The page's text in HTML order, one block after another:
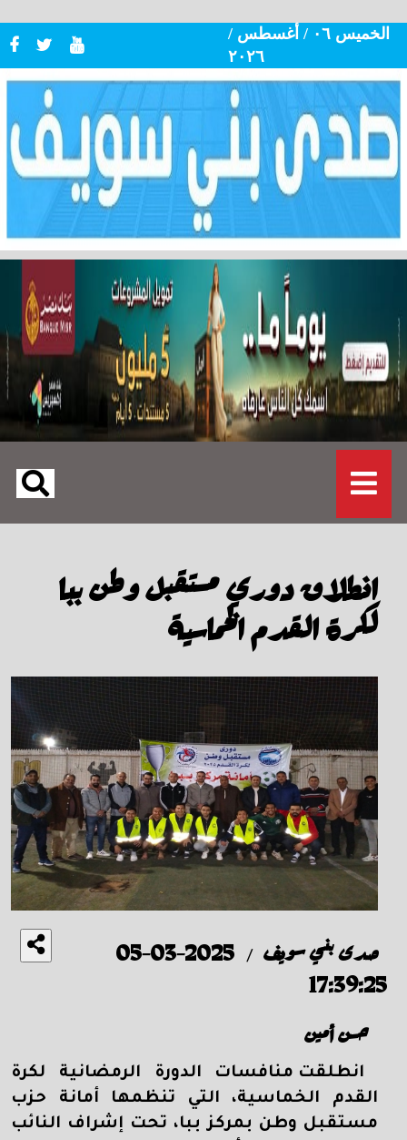
الخميس ٠٦ / أغسطس /
٢٠٢٦
انطلاق دوري مستقبل وطن ببا
لكرة القدم الخماسية
صدى بني سويف /
2025-03-05
17:39:25
حسن أمين
انطلقت منافسات الدورة الرمضانية لكرة
القدم الخماسية، التي تنظمها أمانة حزب
مستقبل وطن بمركز ببا، تحت إشراف النائب